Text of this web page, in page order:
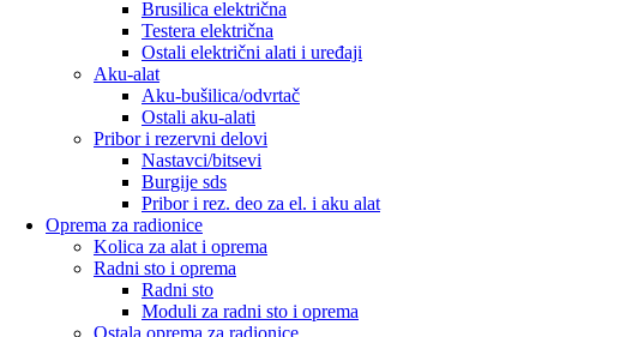
Brusilica električna
Testera električna
Ostali električni alati i uređaji
Aku-alat
Aku-bušilica/odvrtač
Ostali aku-alati
Pribor i rezervni delovi
Nastavci/bitsevi
Burgije sds
Pribor i rez. deo za el. i aku alat
Oprema za radionice
Kolica za alat i oprema
Radni sto i oprema
Radni sto
Moduli za radni sto i oprema
Ostala oprema za radionice